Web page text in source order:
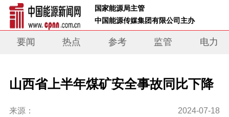
国家能源局主管
中国能源传媒集团有限公司主办
要闻 热点 参考 监管 电力
山西省上半年煤矿安全事故同比下降
来源： 2024-07-18